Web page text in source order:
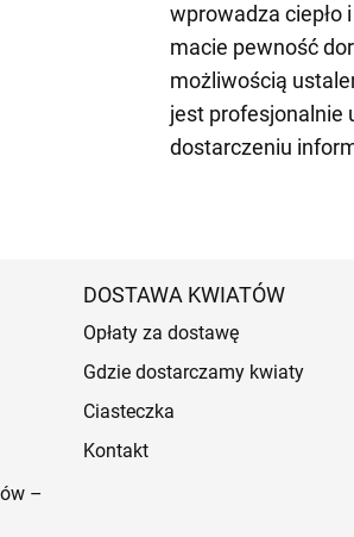
wprowadza ciepło
macie pewność
możliwością
jest profesjonalnie
dostarczeniu
–
DOSTAWA KWIATÓW
Opłaty za dostawę
Gdzie dostarczamy kwiaty
Ciasteczka
Kontakt